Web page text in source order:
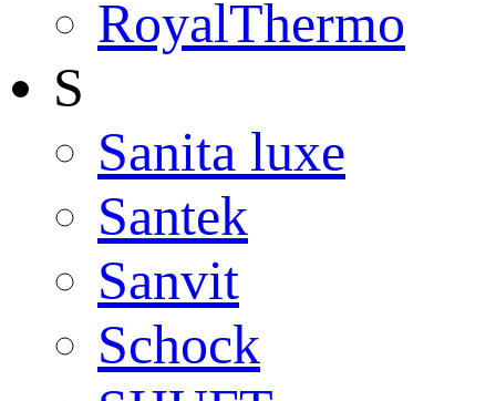
RoyalThermo
S
Sanita luxe
Santek
Sanvit
Schock